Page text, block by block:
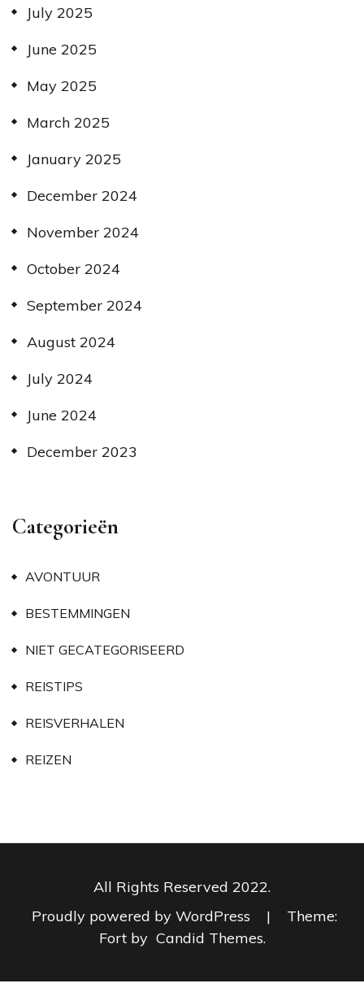
July 2025
June 2025
May 2025
March 2025
January 2025
December 2024
November 2024
October 2024
September 2024
August 2024
July 2024
June 2024
December 2023
Categorieën
AVONTUUR
BESTEMMINGEN
NIET GECATEGORISEERD
REISTIPS
REISVERHALEN
REIZEN
All Rights Reserved 2022.
Proudly powered by WordPress
|
Theme:
Fort by Candid Themes.